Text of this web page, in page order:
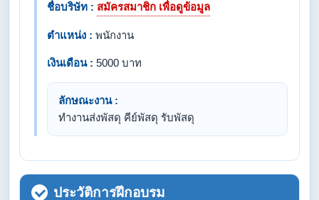
ชื่อบริษัท : สมัครสมาชิก เพื่อดูข้อมูล
ตำแหน่ง : พนักงาน
เงินเดือน : 5000 บาท
ลักษณะงาน :
ทำงานส่งพัสดุ คีย์พัสดุ รับพัสดุ
ประวัติการฝึกอบรม